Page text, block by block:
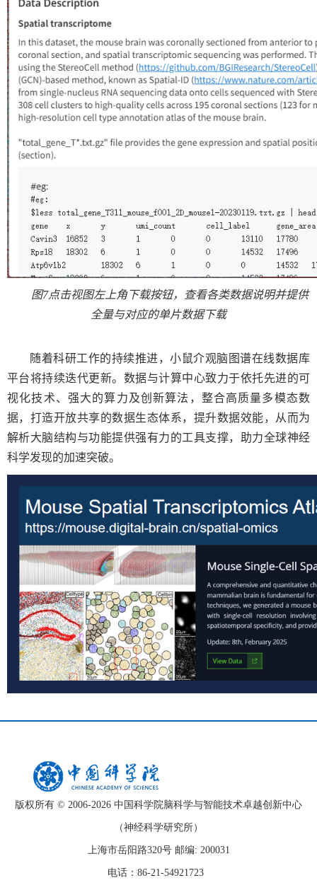
图7点击视图左上角下载按钮，查看各类数据说明并提供
全量与对应的单片数据下载
随着科研工作的持续推进，小鼠介观脑图谱在线数据库
平台将持续迭代更新。数据与计算中心致力于依托先进的可
视化技术、强大的算力及创新算法，整合高质量多模态数
据，打造开放共享的数据生态体系，提升数据效能，从而为
解析大脑结构与功能提供强有力的工具支撑，助力全球神经
科学发现的加速突破。
版权所有 © 2006-2026 中国科学院脑科学与智能技术卓越创新中心
（神经科学研究所）
上海市岳阳路320号 邮编: 200031
电话：86-21-54921723